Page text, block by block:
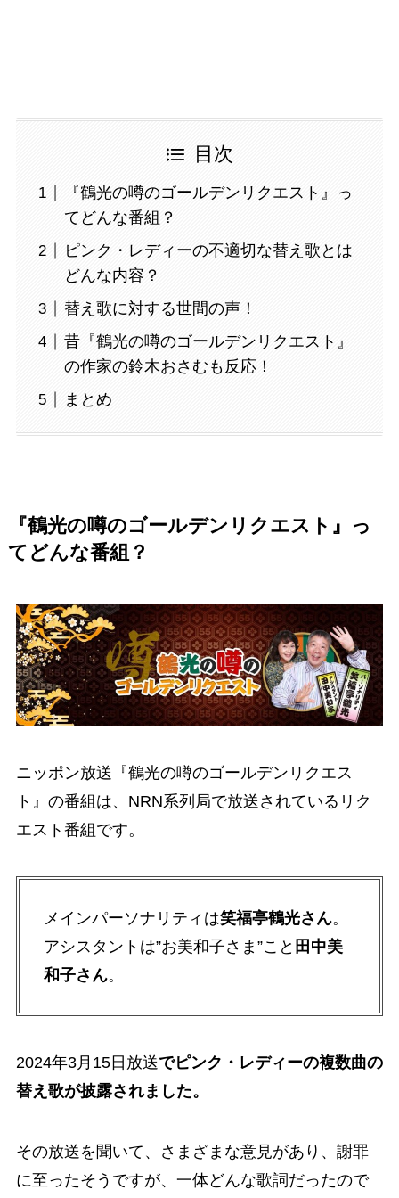
目次
『鶴光の噂のゴールデンリクエスト』っ
てどんな番組？
ピンク・レディーの不適切な替え歌とは
どんな内容？
替え歌に対する世間の声！
昔『鶴光の噂のゴールデンリクエスト』
の作家の鈴木おさむも反応！
まとめ
『鶴光の噂のゴールデンリクエスト』
っ
てどんな番組？
ニッポン放送『鶴光の噂のゴールデンリクエス
ト』の番組は、NRN系列局で放送されているリク
エスト番組です。
メインパーソナリティは笑福亭鶴光さん。
アシスタントは”お美和子さま”こと 田中美
和子さん。
2024年3月15日放送でピンク・レディーの複数曲の
替え歌が披露されました。
その放送を聞いて、さまざまな意見があり、謝罪
に至ったそうですが、一体どんな歌詞だったので